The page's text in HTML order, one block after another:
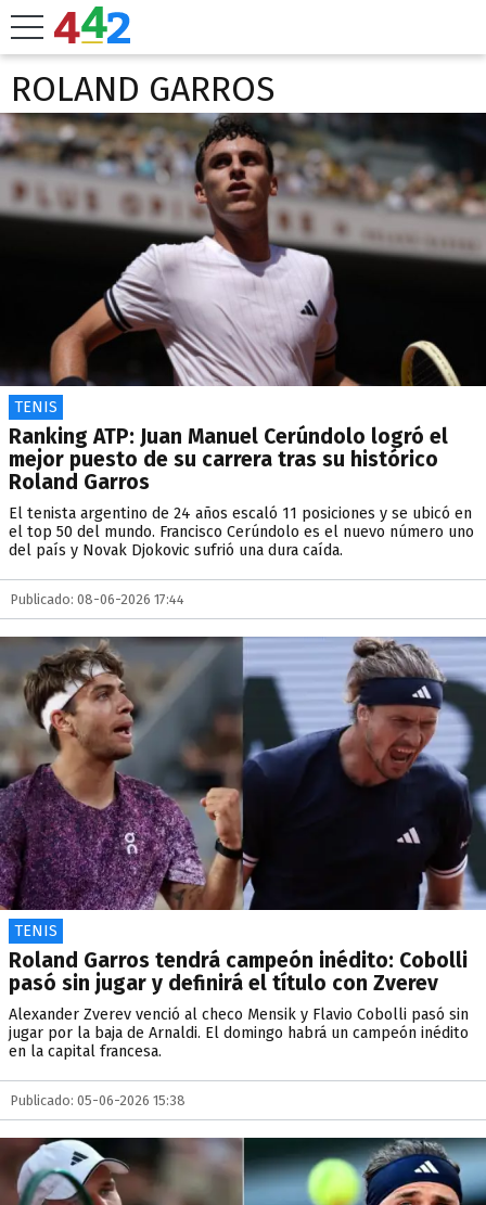
ROLAND GARROS
TENIS
Ranking ATP: Juan Manuel Cerúndolo logró el
mejor puesto de su carrera tras su histórico
Roland Garros
El tenista argentino de 24 años escaló 11 posiciones y se ubicó en
el top 50 del mundo. Francisco Cerúndolo es el nuevo número uno
del país y Novak Djokovic sufrió una dura caída.
Publicado: 08-06-2026 17:44
TENIS
Roland Garros tendrá campeón inédito: Cobolli
pasó sin jugar y definirá el título con Zverev
Alexander Zverev venció al checo Mensik y Flavio Cobolli pasó sin
jugar por la baja de Arnaldi. El domingo habrá un campeón inédito
en la capital francesa.
Publicado: 05-06-2026 15:38